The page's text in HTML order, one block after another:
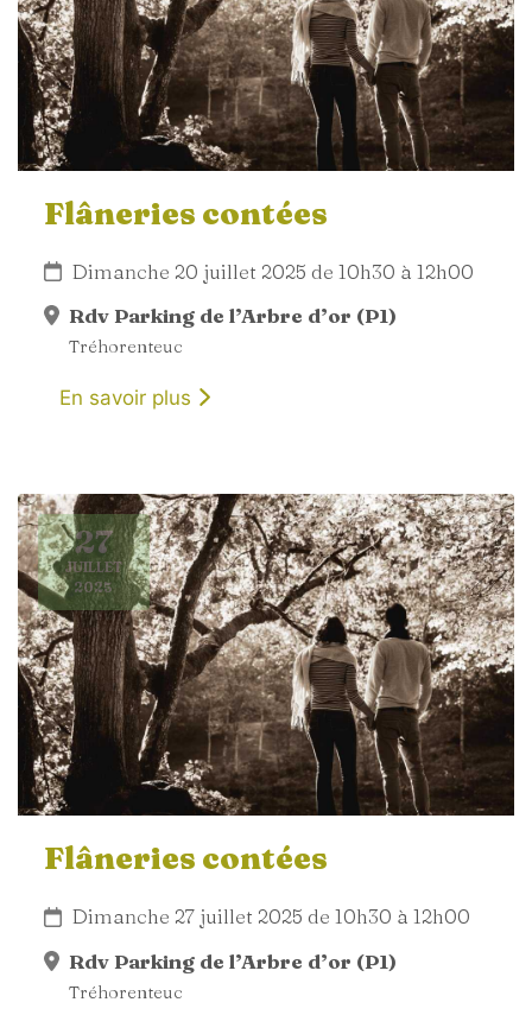
Flâneries contées
Dimanche 20 juillet 2025 de 10h30 à 12h00
Rdv Parking de l’Arbre d’or (P1)
Tréhorenteuc
En savoir plus
27
JUILLET
2025
Flâneries contées
Dimanche 27 juillet 2025 de 10h30 à 12h00
Rdv Parking de l’Arbre d’or (P1)
Tréhorenteuc